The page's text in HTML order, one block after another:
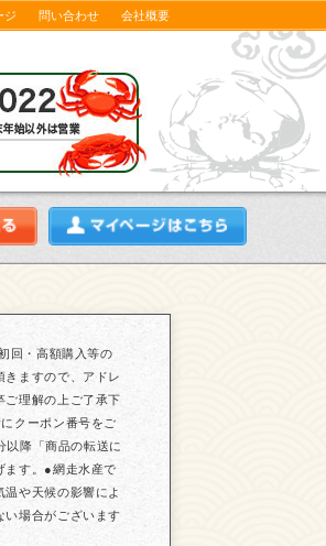
会社概要
問い合わせ
ジ
回・高額購入等の
ますので、アドレ
ご理解の上ご了承下
クーポン番号をご
以降「商品の転送に
ます。●網走水産で
や天候の影響によ
い場合がございます